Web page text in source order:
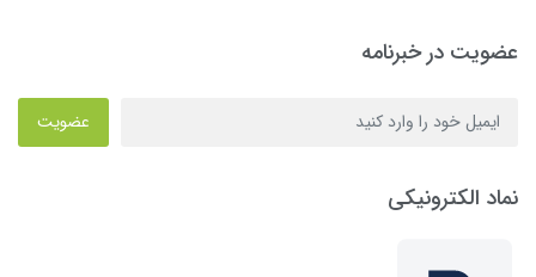
عضویت در خبرنامه
عضویت
نماد الکترونیکی